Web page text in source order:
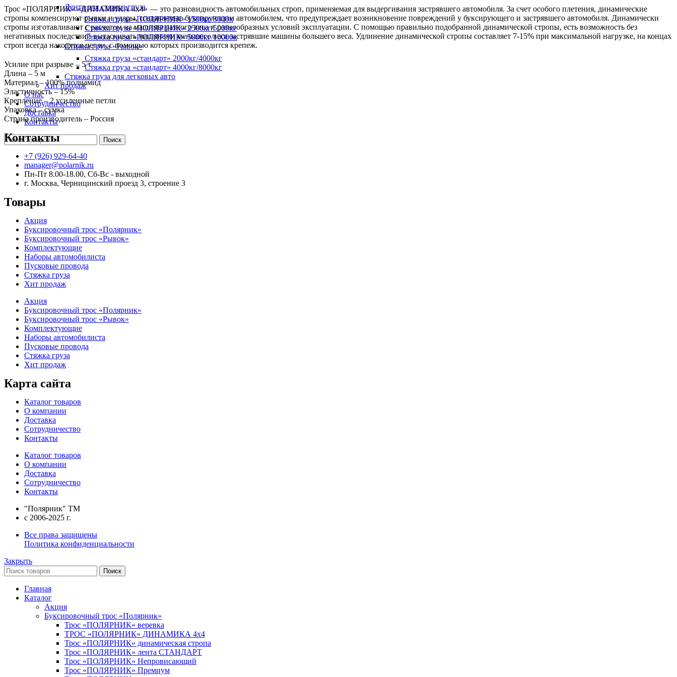
Лента для стяжки груза
Стяжка груза «ПОЛЯРНИК» 1500кг/3000к
Стяжка груза «ПОЛЯРНИК» 2500кг/5000кг
Стяжка груза «ПОЛЯРНИК» 5000кг/10000к
Стяжка груза «Рывок»
Стяжка груза «стандарт» 2000кг/4000кг
Стяжка груза «стандарт» 4000кг/8000кг
Стяжка груза для легковых авто
Хит продаж
О нас
Сотрудничество
Доставка
Контакты
Поиск
Трос «ПОЛЯРНИК» «ДИНАМИКА 4х4» — это разновидность автомобильных строп, применяемая для выдергивания застрявшего автомобиля. За счет особого плетения, динамические
стропы компенсируют рывки и удары, создаваемые буксирующим автомобилем, что предупреждает возникновение повреждений у буксирующего и застрявшего автомобиля. Динамически
стропы изготавливают с расчетом на машины разного веса и разнообразных условий эксплуатации. С помощью правильно подобранной динамической стропы, есть возможность без
негативных последствий вытаскивать машинами меньшего веса застрявшие машины большего веса. Удлинение динамической стропы составляет 7-15% при максимальной нагрузке, на концах
строп всегда находятся петли, с помощью которых производится крепеж.
Усилие при разрыве – 5 т
Длина – 5 м
Материал – 100% полиамид
Эластичность – 15%
Крепление – 2 усиленные петли
Упаковка – сумка
Страна производитель – Россия
Контакты
+7 (926) 929-64-40
manager@polarnik.ru
Пн-Пт 8.00-18.00, Сб-Вс - выходной
г. Москва, Черницинский проезд 3, строение 3
Товары
Акция
Буксировочный трос «Полярник»
Буксировочный трос «Рывок»
Комплектующие
Наборы автомобилиста
Пусковые провода
Стяжка груза
Хит продаж
Акция
Буксировочный трос «Полярник»
Буксировочный трос «Рывок»
Комплектующие
Наборы автомобилиста
Пусковые провода
Стяжка груза
Хит продаж
Карта сайта
Каталог товаров
О компании
Доставка
Сотрудничество
Контакты
Каталог товаров
О компании
Доставка
Сотрудничество
Контакты
"Полярник" TM
c 2006-2025 г.
Все права защищены
Политика конфиденциальности
Закрыть
Поиск
Главная
Каталог
Акция
Буксировочный трос «Полярник»
Трос «ПОЛЯРНИК» веревка
ТРОС «ПОЛЯРНИК» ДИНАМИКА 4х4
Трос «ПОЛЯРНИК» динамическая стропа
Трос «ПОЛЯРНИК» лента СТАНДАРТ
Трос «ПОЛЯРНИК» Непровисающий
Трос «ПОЛЯРНИК» Премиум